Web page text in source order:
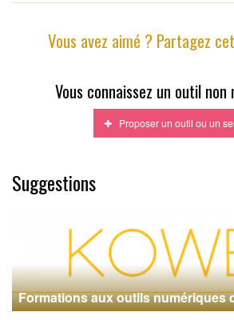
Vous avez aimé ? Partagez
Vous connaissez un outil
Proposer un outil ou un
Suggestions
Formations aux outils numériques